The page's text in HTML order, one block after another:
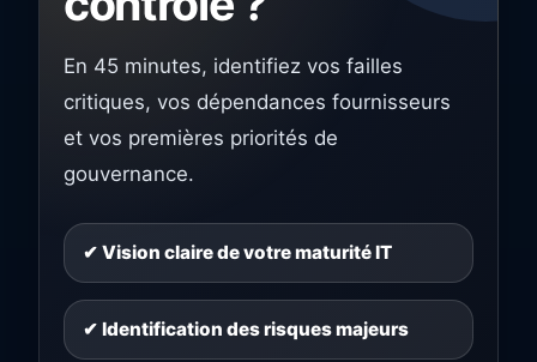
En 45 minutes, identifiez vos failles
critiques, vos dépendances fournisseurs
et vos premières priorités de
gouvernance.
✔ Vision claire de votre maturité IT
✔ Identification des risques majeurs